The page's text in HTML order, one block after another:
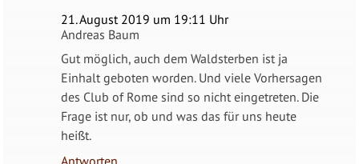
21. August 2019 um 19:11 Uhr
Andreas Baum
Gut möglich, auch dem Waldsterben ist ja
Einhalt geboten worden. Und viele Vorhersagen
des Club of Rome sind so nicht eingetreten. Die
Frage ist nur, ob und was das für uns heute
heißt.
Antworten